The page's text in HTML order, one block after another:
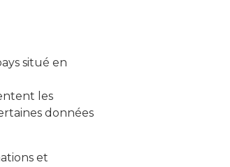
situé en
les
données
et